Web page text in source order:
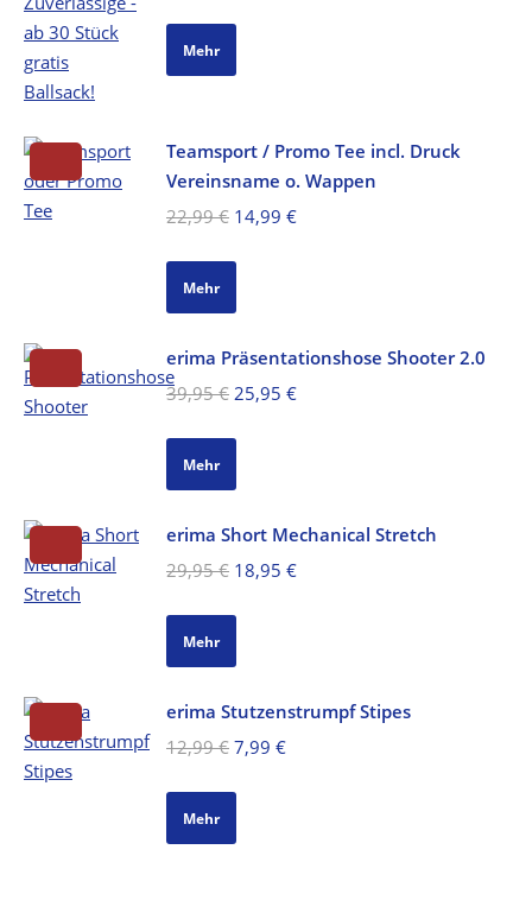
Mehr
Teamsport / Promo Tee incl. Druck
Vereinsname o. Wappen
22,99€ Ursprünglicher
14,99 €Aktueller
Mehr
erima Präsentationshose Shooter 2.0
39,95€ Ursprünglicher
25,95 €Aktueller
Mehr
erima Short Mechanical Stretch
29,95€ Ursprünglicher
18,95 €Aktueller
Mehr
erima Stutzenstrumpf Stipes
12,99€ Ursprünglicher
7,99 €Aktueller
Mehr